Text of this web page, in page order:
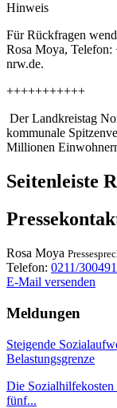
Hinweis
Für Rückfragen
Rosa Moya,
nrw.de.
+++++++++++
Der Landkreistag
kommunale
Millionen
Seitenleiste
Rosa Moya
Telefon: 0211/
E-Mail versenden
Meldungen
Steigende
Belastungsgrenze
Die Sozialhilfekosten
fünf...